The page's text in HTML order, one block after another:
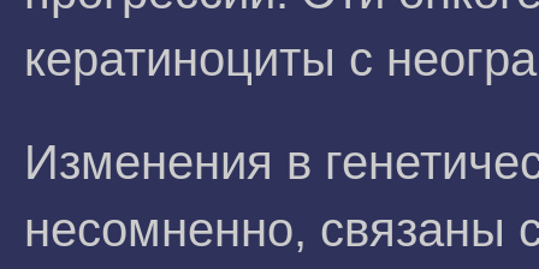
кератиноциты с
Изменения в
несомненно, связаны